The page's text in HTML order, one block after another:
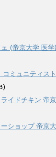
(帝京大学 医
コミュニティス
イドチキン 帝
ーショップ 帝京